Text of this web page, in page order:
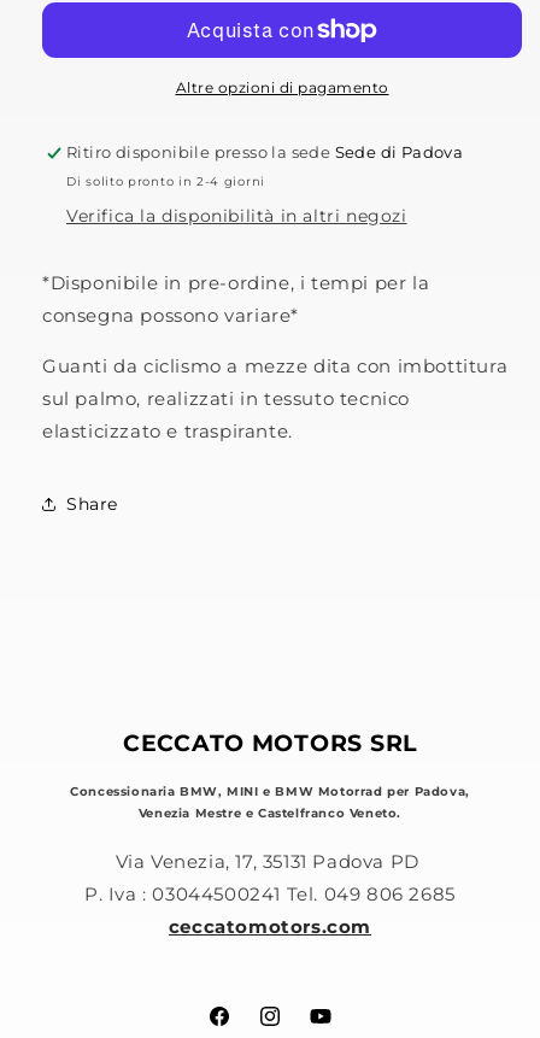
Altre opzioni di pagamento
Ritiro disponibile presso la sede Sede di Padova
Di solito pronto in 2-4 giorni
Verifica la disponibilità in altri negozi
*Disponibile in pre-ordine, i tempi per la
consegna possono variare*
Guanti da ciclismo a mezze dita con imbottitura
sul palmo, realizzati in tessuto tecnico
elasticizzato e traspirante.
Share
CECCATO MOTORS SRL
Concessionaria BMW, MINI e BMW Motorrad per Padova,
Venezia Mestre e Castelfranco Veneto.
Via Venezia, 17, 35131 Padova PD
P. Iva : 03044500241 Tel. 049 806 2685
ceccatomotors.com
FacebookInstagramYouTube